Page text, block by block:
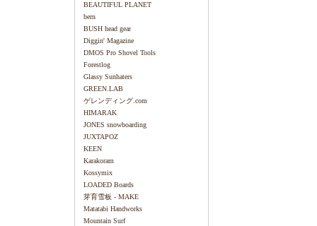
BEAUTIFUL PLANET
bern
BUSH head gear
Diggin' Magazine
DMOS Pro Shovel Tools
Forestlog
Glassy Sunhaters
GREEN.LAB
ゲレンディング.com
HIMARAK
JONES snowboarding
JUXTAPOZ
KEEN
Karakoram
Kossymix
LOADED Boards
芽育雪板 - MAKE
Matatabi Handworks
Mountain Surf